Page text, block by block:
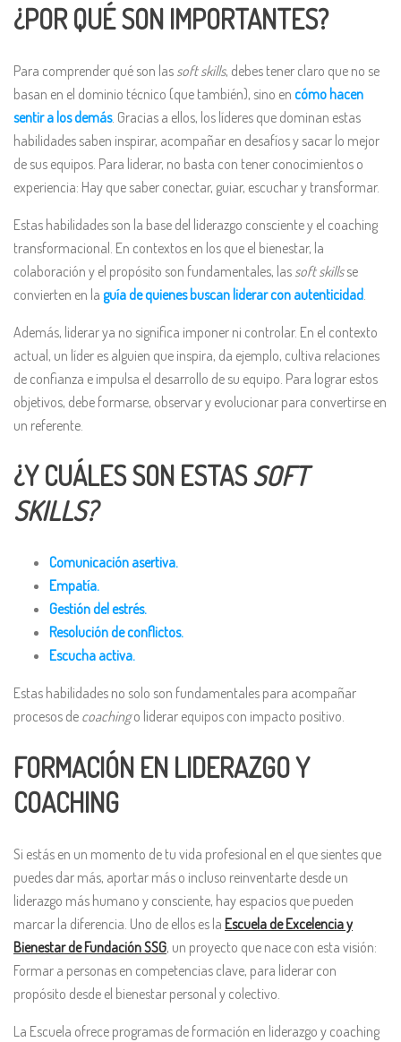
¿POR QUÉ SON IMPORTANTES?
Para comprender qué son las soft skills, debes tener claro que no se
basan en el dominio técnico (que también), sino en cómo hacen
sentir a los demás. Gracias a ellos, los líderes que dominan estas
habilidades saben inspirar, acompañar en desafíos y sacar lo mejor
de sus equipos. Para liderar, no basta con tener conocimientos o
experiencia: Hay que saber conectar, guiar, escuchar y transformar.
Estas habilidades son la base del liderazgo consciente y el coaching
transformacional. En contextos en los que el bienestar, la
colaboración y el propósito son fundamentales, las soft skillsse
convierten en la guía de quienes buscan liderar con autenticidad
Además, liderar ya no significa imponer ni controlar. En el contexto
actual, un líder es alguien que inspira, da ejemplo, cultiva relaciones
de confianza e impulsa el desarrollo de su equipo. Para lograr estos
objetivos, debe formarse, observar y evolucionar para convertirse en
un referente.
¿Y CUÁLES SON ESTASSOFT
SKILLS?
Comunicación asertiva.
Empatía.
Gestión del estrés.
Resolución de conflictos.
Escucha activa.
Estas habilidades no solo son fundamentales para acompañar
procesos de coachingo liderar equipos con impacto positivo.
FORMACIÓN EN LIDERAZGO Y
COACHING
Si estás en un momento de tu vida profesional en el que sientes que
puedes dar más, aportar más o incluso reinventarte desde un
liderazgo más humano y consciente, hay espacios que pueden
marcar la diferencia. Uno de ellos es la Escuela de Excelencia y
Bienestar de Fundación SSG, un proyecto que nace con esta visión:
Formar a personas en competencias clave, para liderar con
propósito desde el bienestar personal y colectivo.
La Escuela ofrece programas de formación en liderazgo y coaching